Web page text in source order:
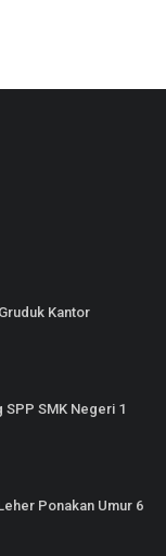
Kantor
SPP SMK Negeri 1
Ponakan Umur 6